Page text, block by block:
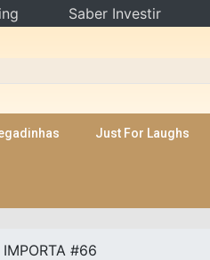
Just For Laughs
#66
Saber Investir